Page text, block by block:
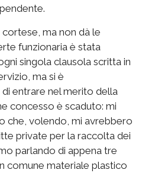
ma non dà le
funzionaria è stata
singola clausola scritta in
ma si è
entrare nel merito della
concesso è scaduto: mi
che, volendo, mi avrebbero
private per la raccolta dei
parlando di appena tre
comune materiale plastico